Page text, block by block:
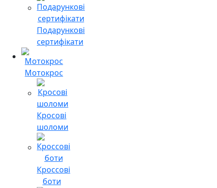
Подарункові
сертифікати
Мотокрос
Кросові
шоломи
Кроссові
боти